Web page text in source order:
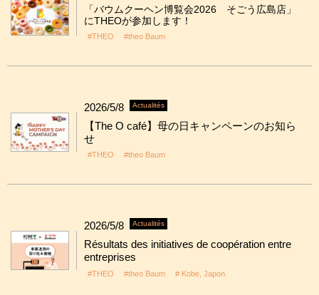
「バウムクーヘン博覧会2026 そごう広島店」
にTHEOが参加します！
#THEO #theo Baum
2026/5/8 Actualités
【The O café】母の日キャンペーンのお知ら
せ
#THEO #theo Baum
2026/5/8 Actualités
Résultats des initiatives de coopération entre
entreprises
#THEO #theo Baum # Kobe, Japon